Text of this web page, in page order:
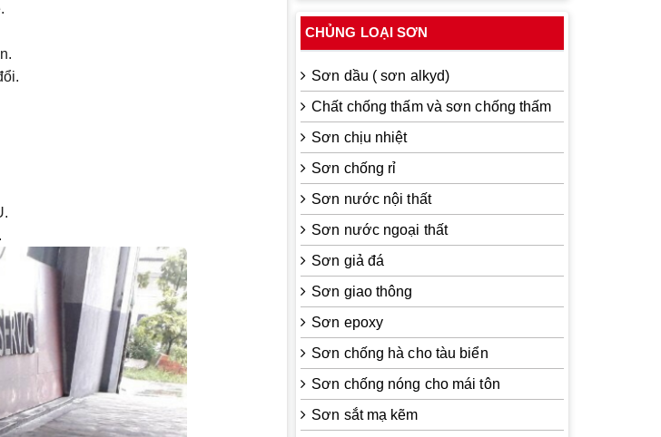
CHỦNG LOẠI SƠN
Sơn dầu ( sơn alkyd)
Chất chống thấm và sơn chống thấm
Sơn chịu nhiệt
Sơn chống rỉ
Sơn nước nội thất
Sơn nước ngoại thất
Sơn giả đá
Sơn giao thông
Sơn epoxy
Sơn chống hà cho tàu biển
Sơn chống nóng cho mái tôn
Sơn sắt mạ kẽm